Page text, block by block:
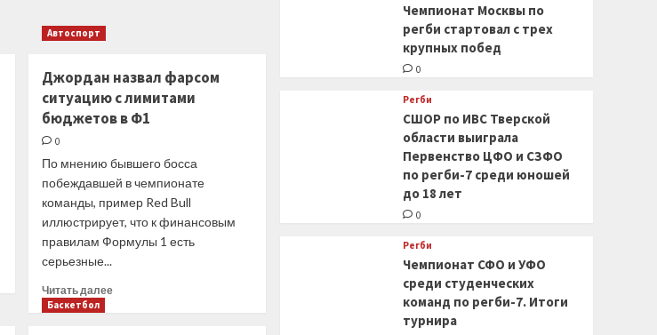
по
регби
среди
юношей
17
лет
Автоспорт
Джордан назвал фарсом
ситуацию с лимитами
бюджетов в Ф1
0
По мнению бывшего босса
побеждавшей в чемпионате
команды, пример Red Bull
иллюстрирует, что к финансовым
правилам Формулы 1 есть
серьезные...
Читать далееПрочитать
Баскетбол
Чемпионат Москвы по
регби стартовал с трех
крупных побед
0
Регби
СШОР по ИВС Тверской
области выиграла
Первенство ЦФО и СЗФО
по регби-7 среди юношей
до 18 лет
0
Регби
Чемпионат СФО и УФО
среди студенческих
команд по регби-7. Итоги
турнира